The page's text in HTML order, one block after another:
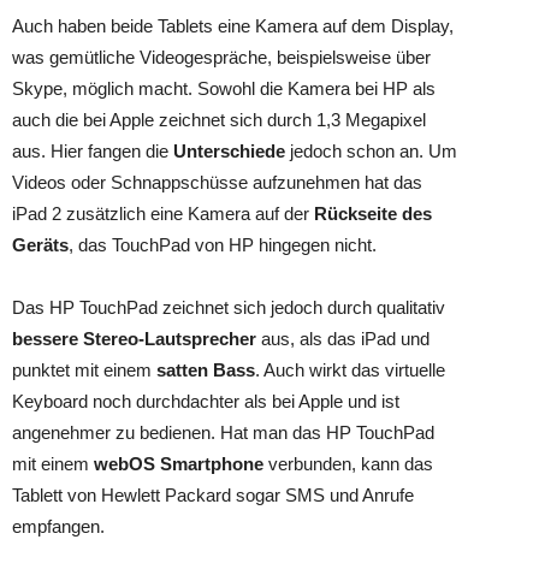
Auch haben beide Tablets eine Kamera auf dem Display,
was gemütliche Videogespräche, beispielsweise über
Skype, möglich macht. Sowohl die Kamera bei HP als
auch die bei Apple zeichnet sich durch 1,3 Megapixel
aus. Hier fangen die Unterschiede jedoch schon an. Um
Videos oder Schnappschüsse aufzunehmen hat das
iPad 2 zusätzlich eine Kamera auf der Rückseite des
Geräts, das TouchPad von HP hingegen nicht.
Das HP TouchPad zeichnet sich jedoch durch qualitativ
bessere Stereo-Lautsprecher aus, als das iPad und
punktet mit einem satten Bass. Auch wirkt das virtuelle
Keyboard noch durchdachter als bei Apple und ist
angenehmer zu bedienen. Hat man das HP TouchPad
mit einem webOS Smartphone verbunden, kann das
Tablett von Hewlett Packard sogar SMS und Anrufe
empfangen.